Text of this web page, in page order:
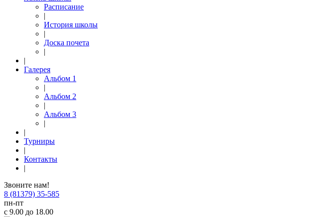
Расписание
|
История школы
|
Доска почета
|
|
Галерея
Альбом 1
|
Альбом 2
|
Альбом 3
|
|
Турниры
|
Контакты
|
Звоните нам!
8 (81379) 35-585
пн-пт
с 9.00 до 18.00